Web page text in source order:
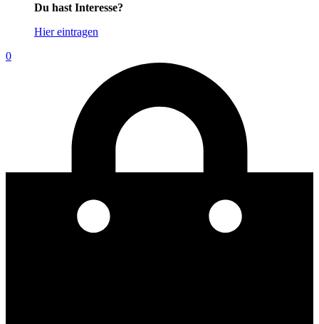
Du hast Interesse?
Hier eintragen
0